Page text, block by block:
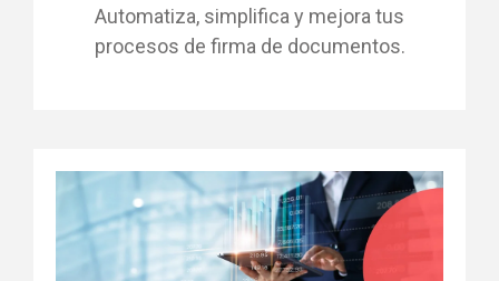
Automatiza, simplifica y mejora tus
procesos de firma de documentos.